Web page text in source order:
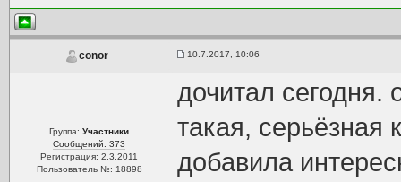
conor 10.7.2017, 10:06
Группа:Участники
Сообщений: 373
Регистрация: 2.3.2011
Пользователь №: 18898
дочитал сегодня.
такая, серьёзная
добавила